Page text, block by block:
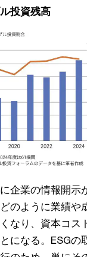
投資残高
企業の情報開⽰
のように業績や
なり、資本コス
になる。ESGの